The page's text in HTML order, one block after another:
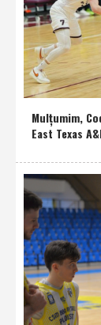
Mulţumim,
East Texas